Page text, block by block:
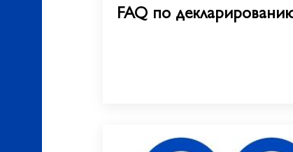
FAQ по